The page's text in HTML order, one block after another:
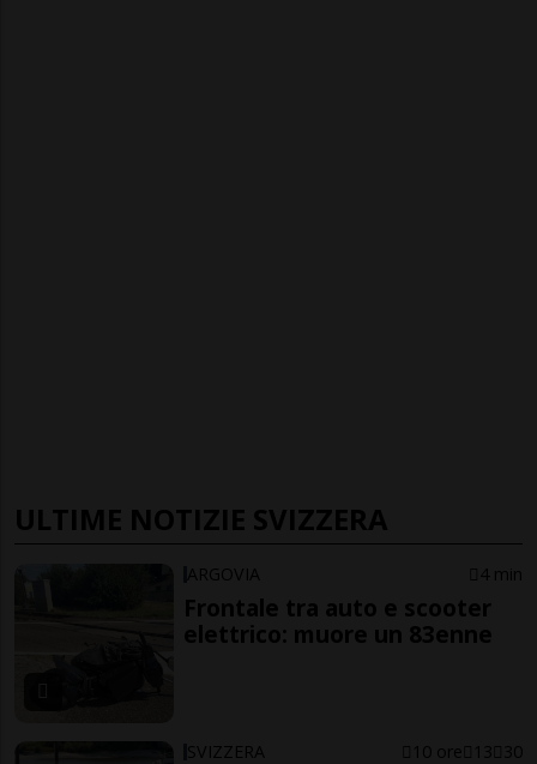
ULTIME NOTIZIE SVIZZERA
ARGOVIA 4 min
Frontale tra auto e scooter
elettrico: muore un 83enne
SVIZZERA 10 ore 13 30